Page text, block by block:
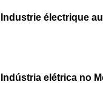
Industrie électrique
Indústria elétrica no